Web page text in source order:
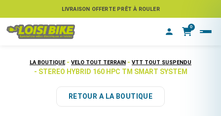
LIVRAISON OFFERTE PRÊT À ROULER
ASSUREZ VOTRE VÉLO CONTRE LE VOL
0
LA BOUTIQUE - VELO TOUT TERRAIN - VTT TOUT SUSPENDU
- STEREO HYBRID 160 HPC TM SMART SYSTEM
RETOUR A LA BOUTIQUE